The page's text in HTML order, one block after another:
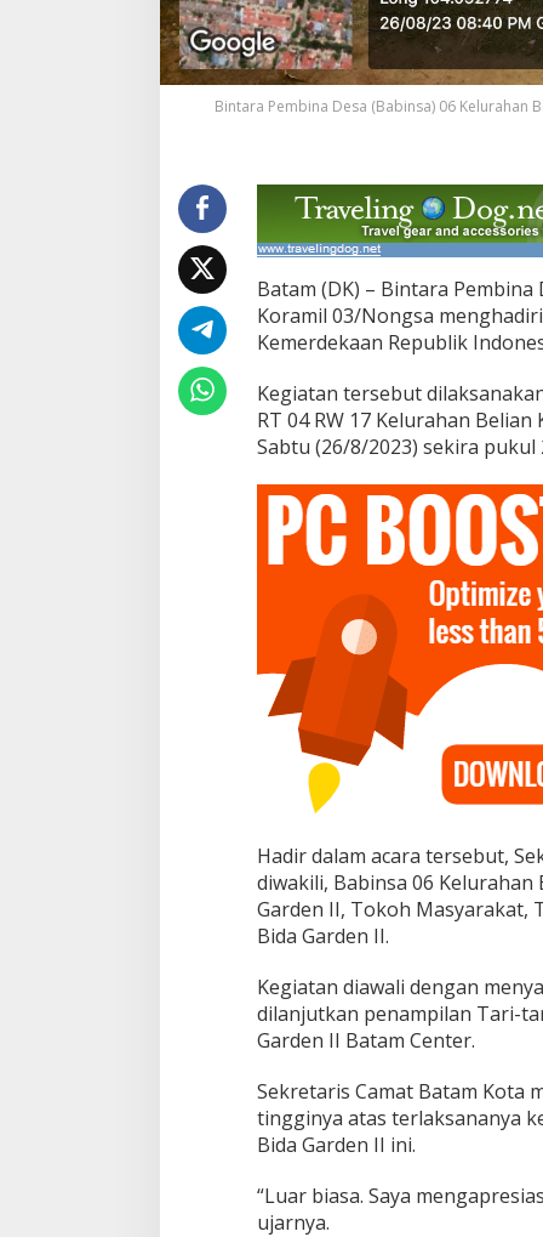
n
c
k
e
y
a
a
n
U
T
R
I
e
7
8
a
h
n
0
2
3
Bintara Pembina Desa (Babinsa) 06
Batam (DK) – Bintara
Koramil 03/Nongsa
Kemerdekaan Republik
Kegiatan tersebut
RT 04 RW 17 Kelurahan
Sabtu (26/8/2023) sekira pukul
Hadir dalam acara tersebut,
diwakili, Babinsa 06 Kelurahan
Garden II, Tokoh Masyarakat,
Bida Garden II.
Kegiatan diawali dengan
dilanjutkan penampilan Tari-
Garden II Batam Center.
Sekretaris Camat Batam Kota
tingginya atas terlaksananya
Bida Garden II ini.
“Luar biasa. Saya
ujarnya.